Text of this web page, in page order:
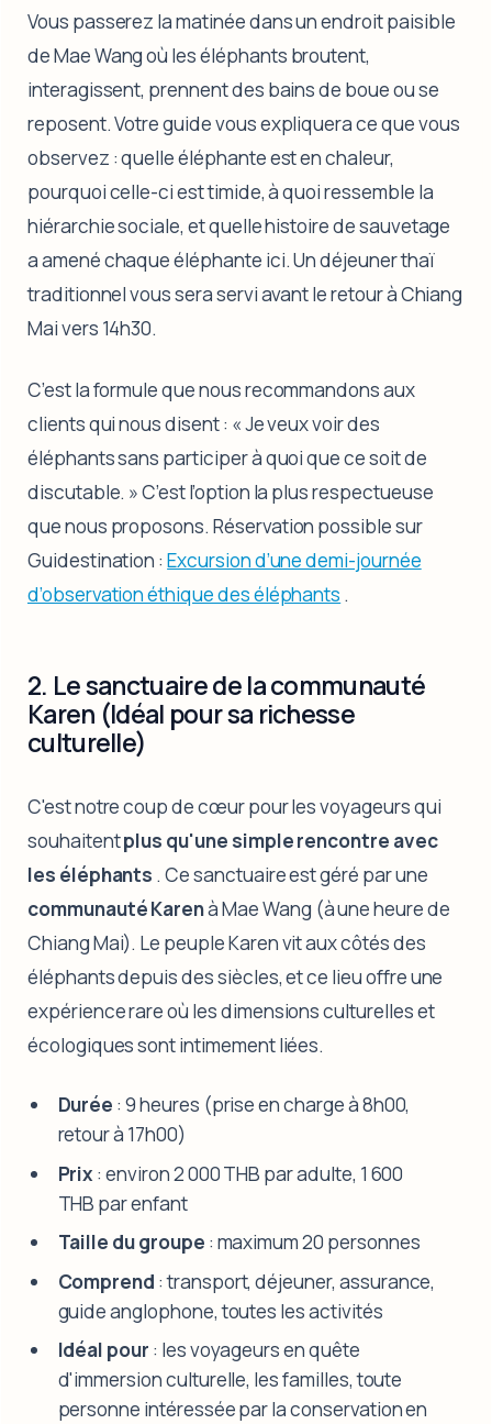
Vous passerez la matinée dans un endroit paisible
de Mae Wang où les éléphants broutent,
interagissent, prennent des bains de boue ou se
reposent. Votre guide vous expliquera ce que vous
observez : quelle éléphante est en chaleur,
pourquoi celle-ci est timide, à quoi ressemble la
hiérarchie sociale, et quelle histoire de sauvetage
a amené chaque éléphante ici. Un déjeuner thaï
traditionnel vous sera servi avant le retour à Chiang
Mai vers 14h30.
C’est la formule que nous recommandons aux
clients qui nous disent : « Je veux voir des
éléphants sans participer à quoi que ce soit de
discutable. » C’est l’option la plus respectueuse
que nous proposons. Réservation possible sur
Guidestination :Excursion d’une demi-journée
d’observation éthique des éléphants .
2. Le sanctuaire de la communauté
Karen (Idéal pour sa richesse
culturelle)
C'est notre coup de cœur pour les voyageurs qui
souhaitentplus qu'une simple rencontre avec
les éléphants . Ce sanctuaire est géré par une
communauté Karenà Mae Wang (à une heure de
Chiang Mai). Le peuple Karen vit aux côtés des
éléphants depuis des siècles, et ce lieu offre une
expérience rare où les dimensions culturelles et
écologiques sont intimement liées.
Durée : 9 heures (prise en charge à 8h00,
retour à 17h00)
Prix : environ 2 000 THB par adulte, 1 600
THB par enfant
Taille du groupe : maximum 20 personnes
Comprend : transport, déjeuner, assurance,
guide anglophone, toutes les activités
Idéal pour : les voyageurs en quête
d'immersion culturelle, les familles, toute
personne intéressée par la conservation en